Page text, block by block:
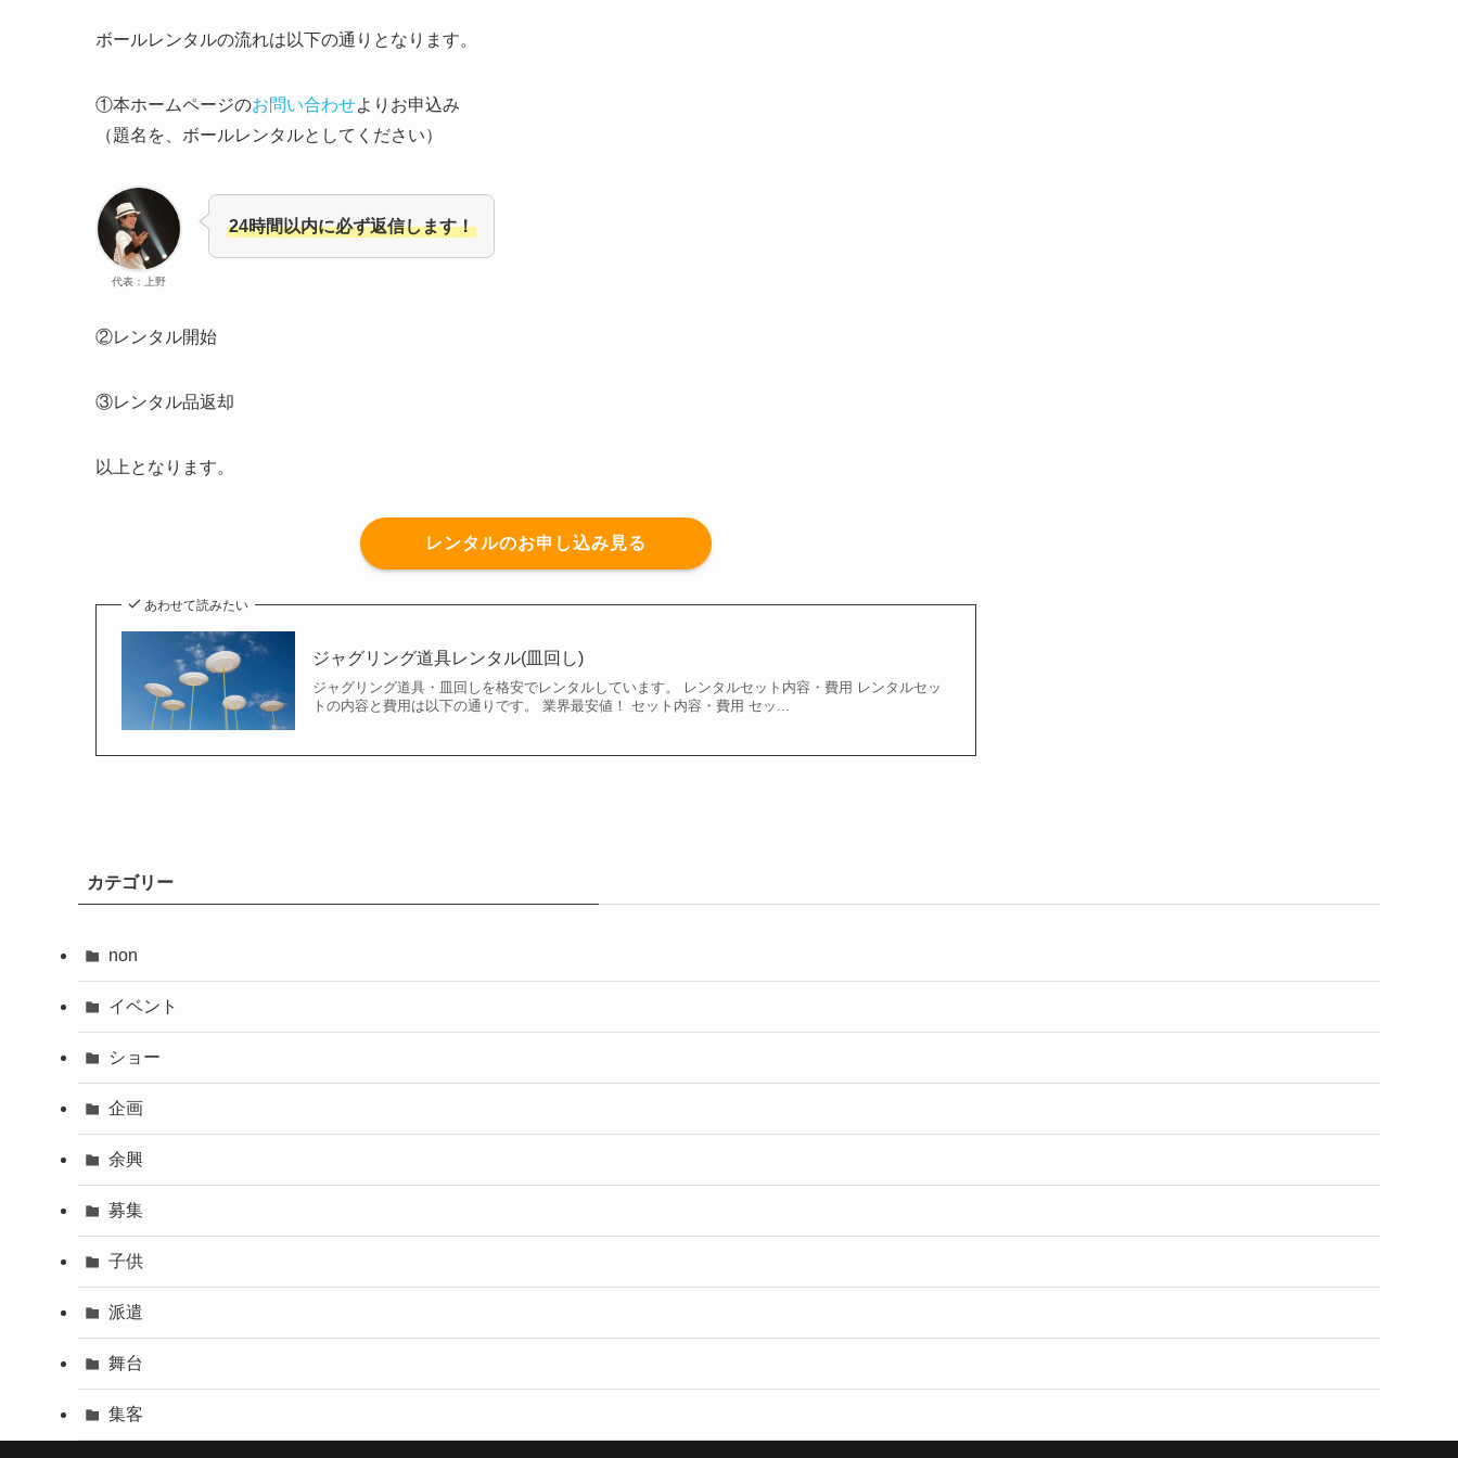
ボールレンタルの流れは以下の通りとなります。
①本ホームページのお問い合わせよりお申込み
（題名を、ボールレンタルとしてください）
代表：上野
24時間以内に必ず返信します！
②レンタル開始
③レンタル品返却
以上となります。
レンタルのお申し込み見る
あわせて読みたい
ジャグリング道具レンタル(皿回し)
ジャグリング道具・皿回しを格安でレンタルしています。 レンタルセット内容・費用 レンタルセッ
トの内容と費用は以下の通りです。 業界最安値！ セット内容・費用 セッ...
カテゴリー
non
イベント
ショー
企画
余興
募集
子供
派遣
舞台
集客